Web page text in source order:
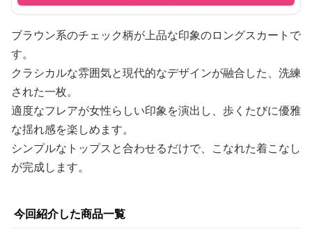
ブラウン系のチェック柄が上品な印象のロングスカートで
す。
クラシカルな雰囲気と現代的なデザインが融合した、洗練
された一枚。
適度なフレアが女性らしい印象を演出し、歩くたびに優雅
な揺れ感を楽しめます。
シンプルなトップスと合わせるだけで、こなれた着こなし
が完成します。
今回紹介した商品一覧